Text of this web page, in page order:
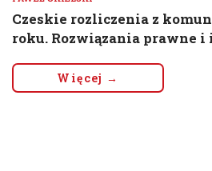
Czeskie rozliczenia z
roku. Rozwiązania prawne
Więcej →